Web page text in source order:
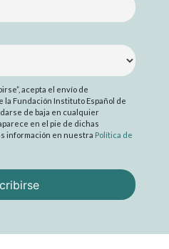
acepta el envío de
Fundación Instituto Español de
de baja en cualquier
en el pie de dichas
información en nuestra Política de